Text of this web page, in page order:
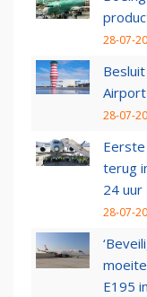
28-07-
28-07-
terug
24 uur
28-07-
E195 in